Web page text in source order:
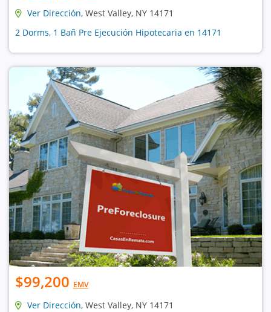
Ver Dirección, West Valley, NY 14171
2 Dorms, 1 Bañ Pre Ejecución Hipotecaria en 14171
$99,200 EMV
Ver Dirección, West Valley, NY 14171